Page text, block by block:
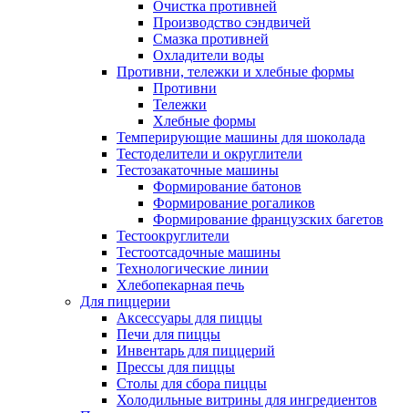
Очистка противней
Производство сэндвичей
Смазка противней
Охладители воды
Противни, тележки и хлебные формы
Противни
Тележки
Хлебные формы
Темперирующие машины для шоколада
Тестоделители и округлители
Тестозакаточные машины
Формирование батонов
Формирование рогаликов
Формирование французских багетов
Тестоокруглители
Тестоотсадочные машины
Технологические линии
Хлебопекарная печь
Для пиццерии
Аксессуары для пиццы
Печи для пиццы
Инвентарь для пиццерий
Прессы для пиццы
Столы для сбора пиццы
Холодильные витрины для ингредиентов